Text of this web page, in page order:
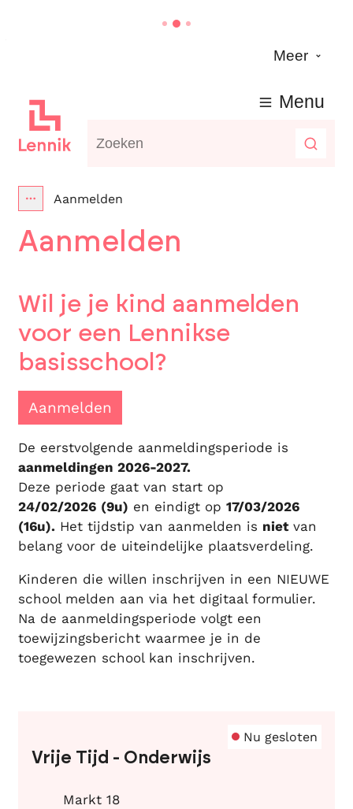
Meer
Lennik
Waarmee kunnen we jou helpen?
Menu
Toon alle broodkruimel items
Aanmelden
Aanmelden
Wil je je kind aanmelden
voor een Lennikse
basisschool?
Aanmelden
De eerstvolgende aanmeldingsperiode is
aanmeldingen 2026-2027.
Deze periode gaat van start op
24/02/2026 (9u) en eindigt op 17/03/2026
(16u). Het tijdstip van aanmelden is nietvan
belang voor de uiteindelijke plaatsverdeling.
Kinderen die willen inschrijven in een NIEUWE
school melden aan via het digitaal formulier.
Na de aanmeldingsperiode volgt een
toewijzingsbericht waarmee je in de
toegewezen school kan inschrijven.
Vrije Tijd - Onderwijs
Nu gesloten
AdresMarkt 18